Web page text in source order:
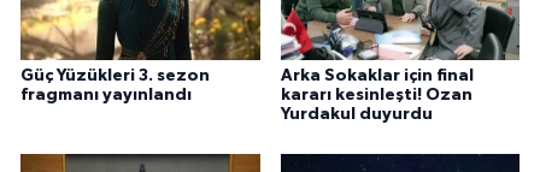
Güç Yüzükleri 3. sezon
fragmanı yayınlandı
Arka Sokaklar için final
kararı kesinleşti! Ozan
Yurdakul duyurdu